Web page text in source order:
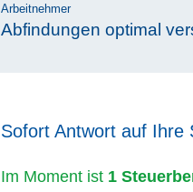
Arbeitnehmer
Abfindungen optimal
Sofort Antwort auf Ihre
Im Moment ist 1